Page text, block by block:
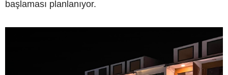
başlaması planlanıyor.